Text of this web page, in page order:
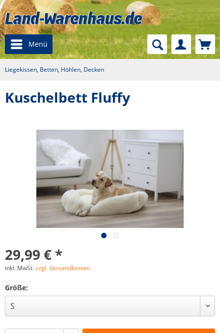
Menü
Liegekissen, Betten, Höhlen, Decken
Kuschelbett Fluffy
29,99 € *
inkl. MwSt.zzgl. Versandkosten
Größe: